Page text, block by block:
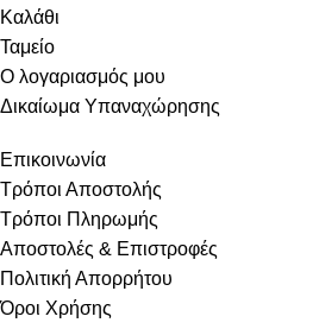
Καλάθι
Ταμείο
Ο λογαριασμός μου
Δικαίωμα Υπαναχώρησης
Επικοινωνία
Τρόποι Αποστολής
Τρόποι Πληρωμής
Αποστολές & Επιστροφές
Πολιτική Απορρήτου
Όροι Χρήσης